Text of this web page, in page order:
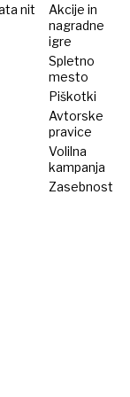
nit
Akcije in
nagradne
igre
Spletno
mesto
Piškotki
Avtorske
pravice
Volilna
kampanja
Zasebnost